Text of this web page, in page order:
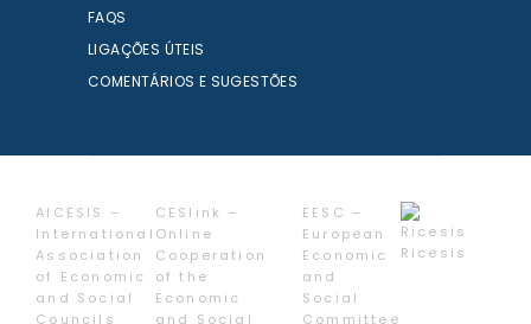
FAQS
LIGAÇÕES ÚTEIS
COMENTÁRIOS E SUGESTÕES
AICESIS –
International
Association
of Economic
and Social
Councils
CESlink –
Online
Cooperation
of the
Economic
and Social
EESC –
European
Economic
and
Social
Committee
Ricesis